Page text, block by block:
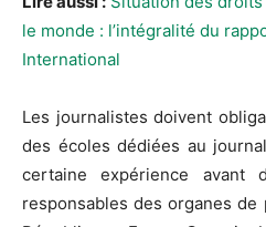
le monde : l’intégralité du
International
Les journalistes doivent
des écoles dédiées au
certaine expérience avant
responsables des organes